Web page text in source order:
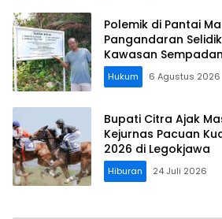
Polemik di Pantai
Pangandaran
Kawasan
Hukum 6 Agustus 2026
Bupati Citra Ajak
Kejurnas Pacuan
2026 di Legokjawa
Hiburan 24 Juli 2026